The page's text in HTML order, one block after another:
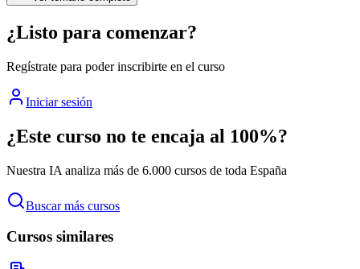
¿Listo para comenzar?
Regístrate para poder inscribirte en el curso
Iniciar sesión
¿Este curso no te encaja al 100%?
Nuestra IA analiza más de 6.000 cursos de toda España
Buscar más cursos
Cursos similares